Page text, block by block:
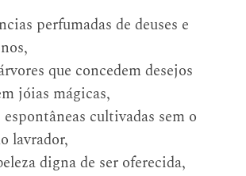
perfumadas de deuses e
que concedem desejos
jóias mágicas,
cultivadas sem o
lavrador,
digna de ser oferecida,